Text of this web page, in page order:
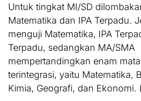
Untuk tingkat MI/SD
Matematika dan IPA Terpadu.
menguji Matematika, IPA
Terpadu, sedangkan MA/SMA
mempertandingkan enam
terintegrasi, yaitu Matematika,
Kimia, Geografi, dan Ekonomi.